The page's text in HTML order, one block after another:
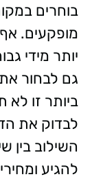
בוחרים
מופקעים.
יותר מידי
גם לבחור
ביותר זו לא
לבדוק את
השילוב
להגיע